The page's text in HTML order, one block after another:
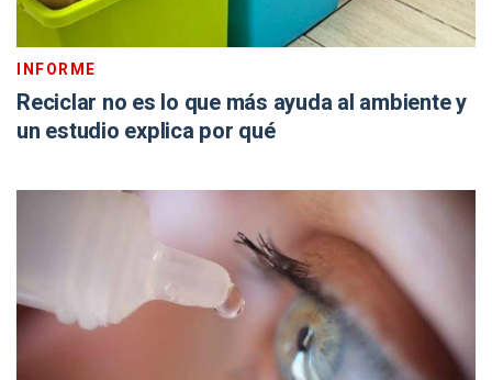
INFORME
Reciclar no es lo que más ayuda al ambiente y
un estudio explica por qué